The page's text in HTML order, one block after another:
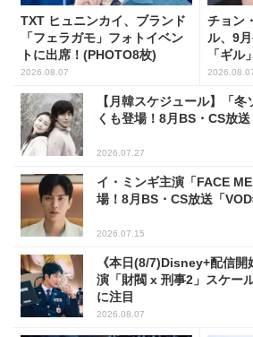
TXT ヒュニンカイ、ブランド
「フェラガモ」フォトイベン
トに出席！(PHOTO8枚)
2026.08.07
チョン
ル、9
「ギル
【月韓スケジュール】「
くも登場！8月BS・CS放
2026.07.27
イ・ミンギ主演「FACE
場！8月BS・CS放送「
2026.07.15
《本日(8/7)Disney+配信
演「財閥 x 刑事2」スケー
に注目
2026.08.07